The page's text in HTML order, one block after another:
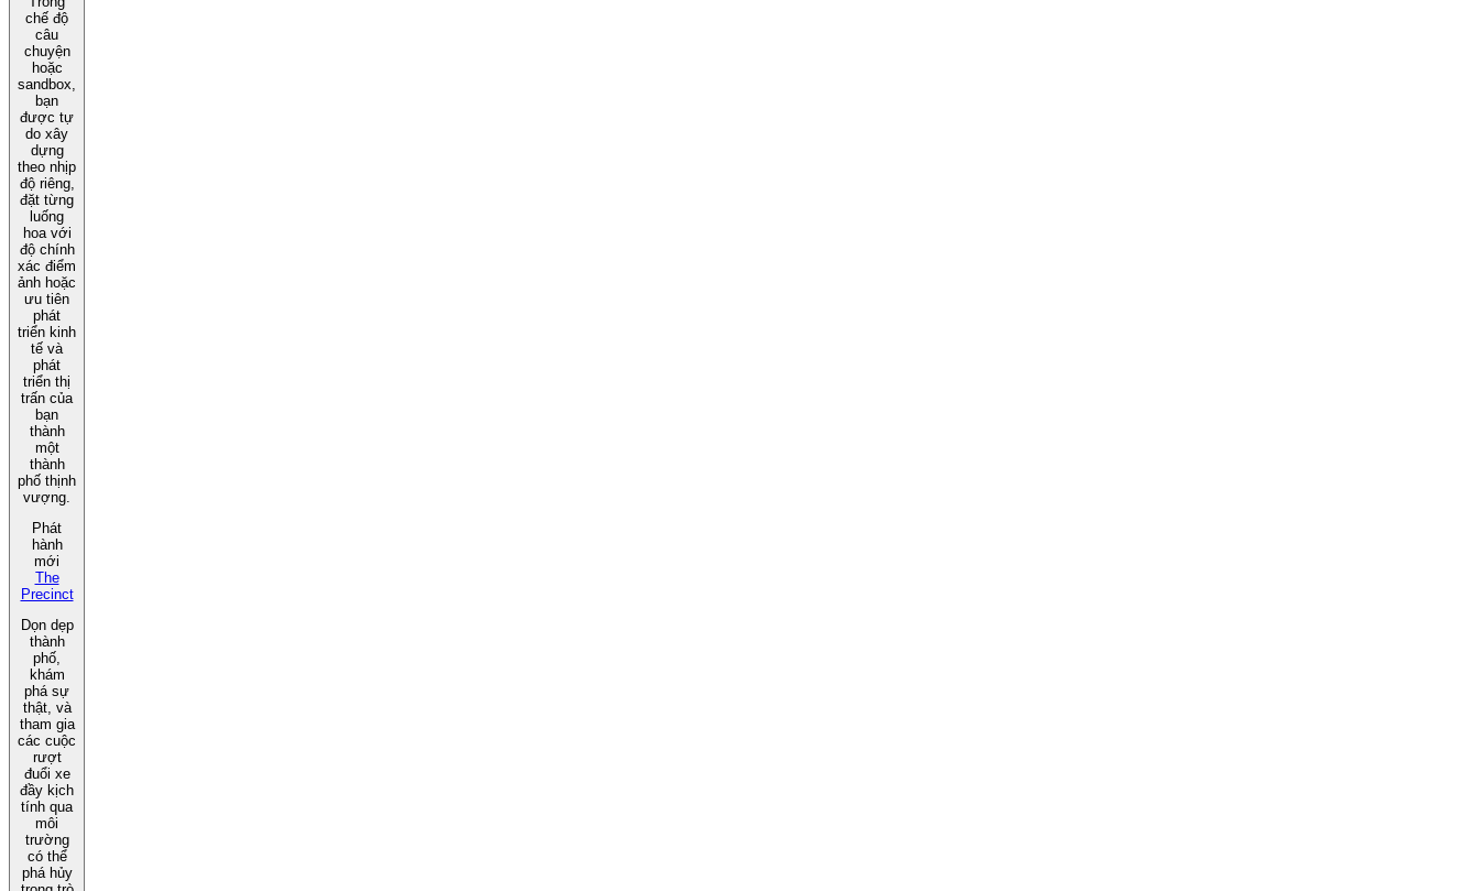
chế độ
câu
chuyện
hoặc
sandbox,
bạn
được tự
do xây
dựng
theo nhịp
độ riêng,
đặt từng
luống
hoa với
độ chính
xác điểm
ảnh hoặc
ưu tiên
phát
triển kinh
tế và
phát
triển thị
trấn của
bạn
thành
một
thành
phố thịnh
vượng.
Phát
hành
mới
The
Precinct
Dọn dẹp
thành
phố,
khám
phá sự
thật, và
tham gia
các cuộc
rượt
đuổi xe
đầy kịch
tính qua
môi
trường
có thể
phá hủy